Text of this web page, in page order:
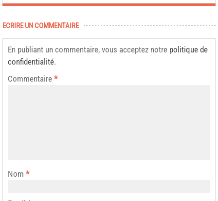
ECRIRE UN COMMENTAIRE
En publiant un commentaire, vous acceptez notre politique de
confidentialité.
Commentaire *
Nom *